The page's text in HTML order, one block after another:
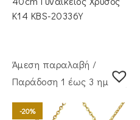
Κ14 KBS-20336Y
Άμεση παραλαβή /
Παράδoση 1 έως 3 ημέρες
-20%